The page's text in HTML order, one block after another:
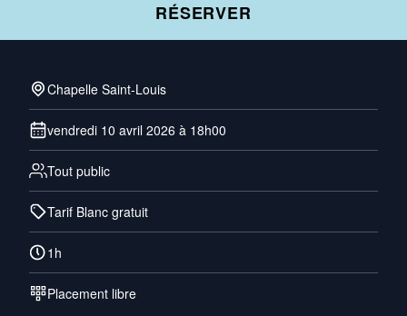
RÉSERVER
Chapelle Saint-Louis
vendredi 10 avril 2026 à 18h00
Tout public
Tarif Blanc gratuit
1h
Placement libre